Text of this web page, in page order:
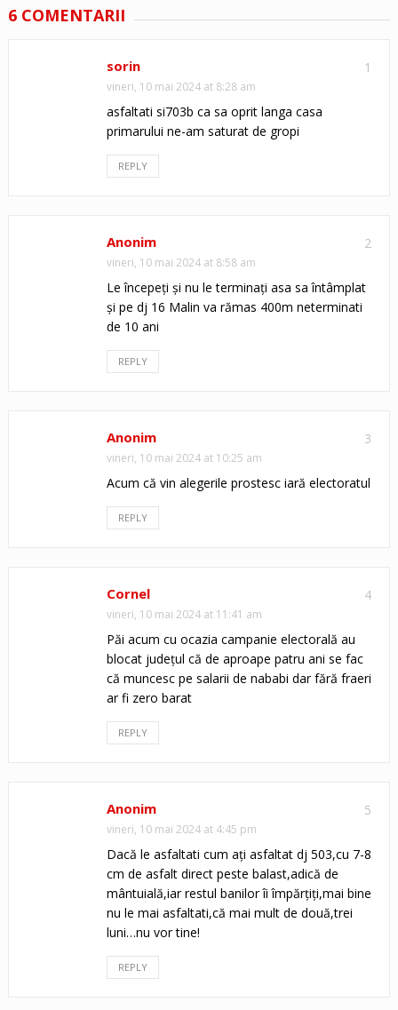
6 COMENTARII
1
sorin
vineri, 10 mai 2024 at 8:28 am
asfaltati si703b ca sa oprit langa casa
primarului ne-am saturat de gropi
REPLY
2
Anonim
vineri, 10 mai 2024 at 8:58 am
Le începeți și nu le terminați asa sa întâmplat
și pe dj 16 Malin va rămas 400m neterminati
de 10 ani
REPLY
3
Anonim
vineri, 10 mai 2024 at 10:25 am
Acum că vin alegerile prostesc iară electoratul
REPLY
4
Cornel
vineri, 10 mai 2024 at 11:41 am
Păi acum cu ocazia campanie electorală au
blocat județul că de aproape patru ani se fac
că muncesc pe salarii de nababi dar fără fraeri
ar fi zero barat
REPLY
5
Anonim
vineri, 10 mai 2024 at 4:45 pm
Dacă le asfaltati cum ați asfaltat dj 503,cu 7-8
cm de asfalt direct peste balast,adică de
mântuială,iar restul banilor îi împărțiți,mai bine
nu le mai asfaltati,că mai mult de două,trei
luni…nu vor tine!
REPLY